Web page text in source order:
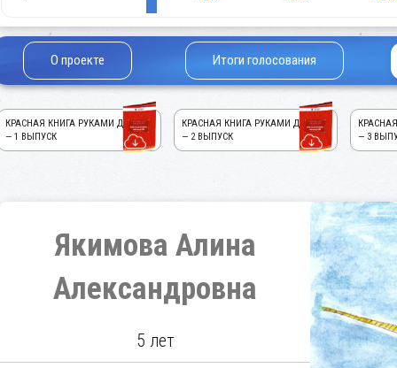
О проекте Итоги голосования
КРАСНАЯ КНИГА РУКАМИ ДЕТЕЙ!
— 1 ВЫПУСК
КРАСНАЯ КНИГА РУКАМИ ДЕТЕЙ!
— 2 ВЫПУСК
— 3
Якимова Алина
Александровна
5 лет